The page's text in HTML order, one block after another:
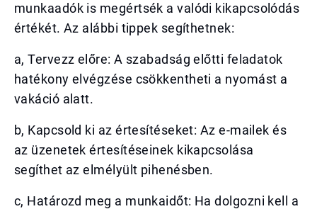
munkaadók is megértsék a valódi kikapcsolódás
értékét. Az alábbi tippek segíthetnek:
a, Tervezz előre: A szabadság előtti feladatok
hatékony elvégzése csökkentheti a nyomást a
vakáció alatt.
b, Kapcsold ki az értesítéseket: Az e-mailek és
az üzenetek értesítéseinek kikapcsolása
segíthet az elmélyült pihenésben.
c, Határozd meg a munkaidőt: Ha dolgozni kell a